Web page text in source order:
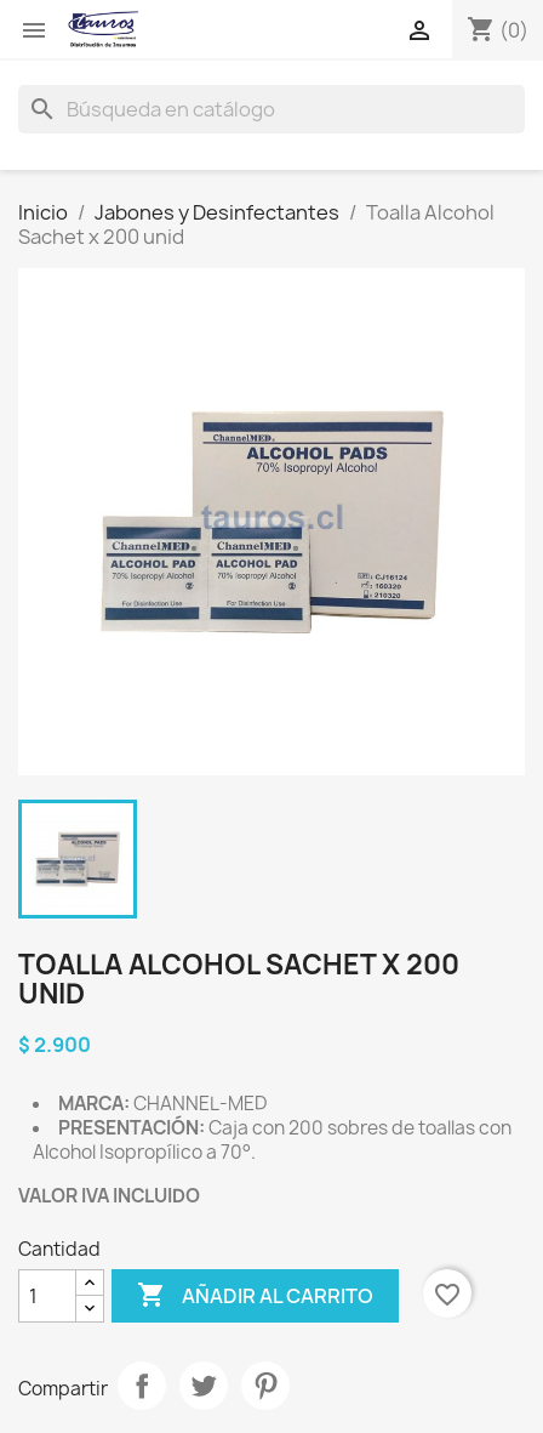
 shopping_cart (0)

search
Inicio Jabones y Desinfectantes
Toalla Alcohol
Sachet x 200 unid
TOALLA ALCOHOL SACHET X 200
UNID
$ 2.900
MARCA:CHANNEL-MED
PRESENTACIÓN:Caja con 200 sobres de toallas con
Alcohol Isopropílico a 70°.
VALOR IVA INCLUIDO
Cantidad
 AÑADIR AL CARRITO favorite_border
Compartir